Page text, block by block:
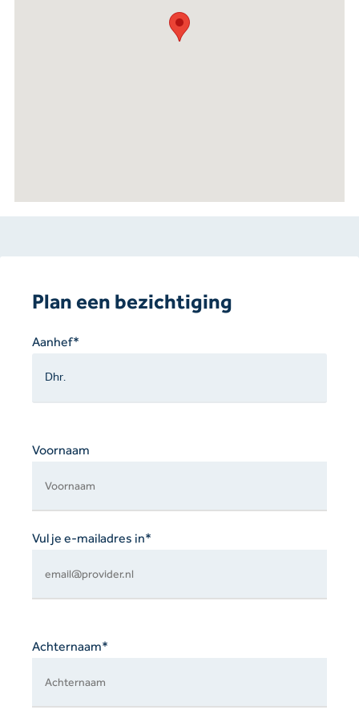
Plan een bezichtiging
dit
veld
Aanhef*
Voornaam
Vul je e-mailadres in*
Achternaam*